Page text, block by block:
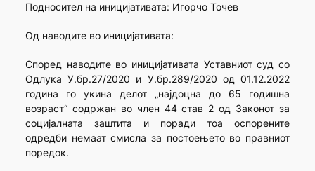
Подносител на иницијативата: Игорчо Точев
Од наводите во иницијативата:
Според наводите во иницијативата Уставниот суд со
Одлука У.бр.27/2020 и У.бр.289/2020 од 01.12.2022
година го укина делот „најдоцна до 65 годишна
возраст“ содржан во член 44 став 2 од Законот за
социјалната заштита и поради тоа оспорените
одредби немаат смисла за постоењето во правниот
поредок.